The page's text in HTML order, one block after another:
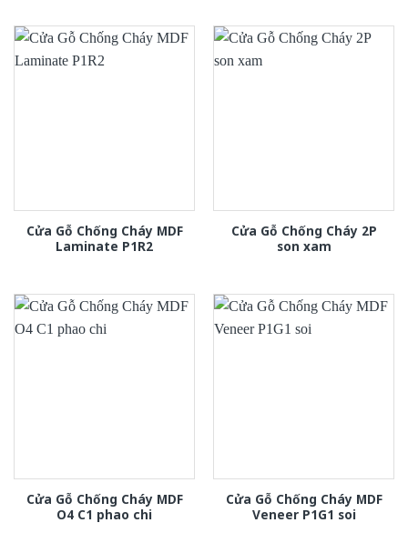
Cửa Gỗ Chống Cháy MDF
Laminate P1R2
Cửa Gỗ Chống Cháy 2P
son xam
Cửa Gỗ Chống Cháy MDF
O4 C1 phao chi
Cửa Gỗ Chống Cháy MDF
Veneer P1G1 soi